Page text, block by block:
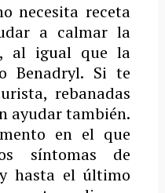
necesita receta
a calmar la
al igual que la
Benadryl. Si te
rebanadas
ayudar también.
en el que
síntomas de
hasta el último